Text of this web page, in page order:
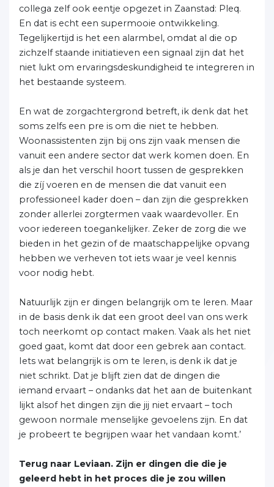
collega zelf ook eentje opgezet in Zaanstad: Pleq.
En dat is echt een supermooie ontwikkeling.
Tegelijkertijd is het een alarmbel, omdat al die op
zichzelf staande initiatieven een signaal zijn dat het
niet lukt om ervaringsdeskundigheid te integreren in
het bestaande systeem.
En wat de zorgachtergrond betreft, ik denk dat het
soms zelfs een pre is om die niet te hebben.
Woonassistenten zijn bij ons zijn vaak mensen die
vanuit een andere sector dat werk komen doen. En
als je dan het verschil hoort tussen de gesprekken
die zíj voeren en de mensen die dat vanuit een
professioneel kader doen – dan zijn die gesprekken
zonder allerlei zorgtermen vaak waardevoller. En
voor iedereen toegankelijker. Zeker de zorg die we
bieden in het gezin of de maatschappelijke opvang
hebben we verheven tot iets waar je veel kennis
voor nodig hebt.
Natuurlijk zijn er dingen belangrijk om te leren. Maar
in de basis denk ik dat een groot deel van ons werk
toch neerkomt op contact maken. Vaak als het niet
goed gaat, komt dat door een gebrek aan contact.
Iets wat belangrijk is om te leren, is denk ik dat je
niet schrikt. Dat je blijft zien dat de dingen die
iemand ervaart – ondanks dat het aan de buitenkant
lijkt alsof het dingen zijn die jij niet ervaart – toch
gewoon normale menselijke gevoelens zijn. En dat
je probeert te begrijpen waar het vandaan komt.’
Terug naar Leviaan. Zijn er dingen die die je
geleerd hebt in het proces die je zou willen